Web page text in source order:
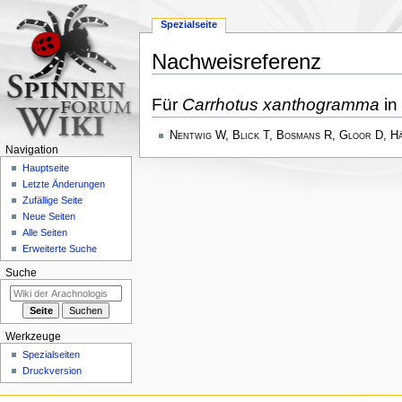
Nachweisreferenz
Navigation
springen
Suche
springen
Für Carrhotus xanthogramma in
Nentwig W, Blick T, Bosmans R, Gloor D,
Spezialseite
Navigation
Hauptseite
Letzte Änderungen
Zufällige Seite
Neue Seiten
Alle Seiten
Erweiterte Suche
Suche
Werkzeuge
Spezialseiten
Druckversion